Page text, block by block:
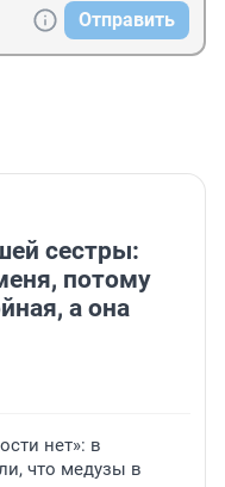
Отправить
сестры:
потому
а она
нет»: в
что медузы в